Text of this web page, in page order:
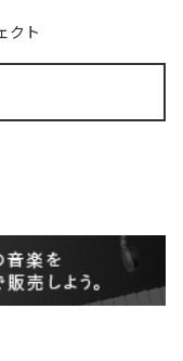
クト